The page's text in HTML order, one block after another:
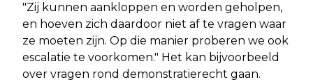
"Zij kunnen aankloppen en worden geholpen,
en hoeven zich daardoor niet af te vragen waar
ze moeten zijn. Op die manier proberen we ook
escalatie te voorkomen." Het kan bijvoorbeeld
over vragen rond demonstratierecht gaan.